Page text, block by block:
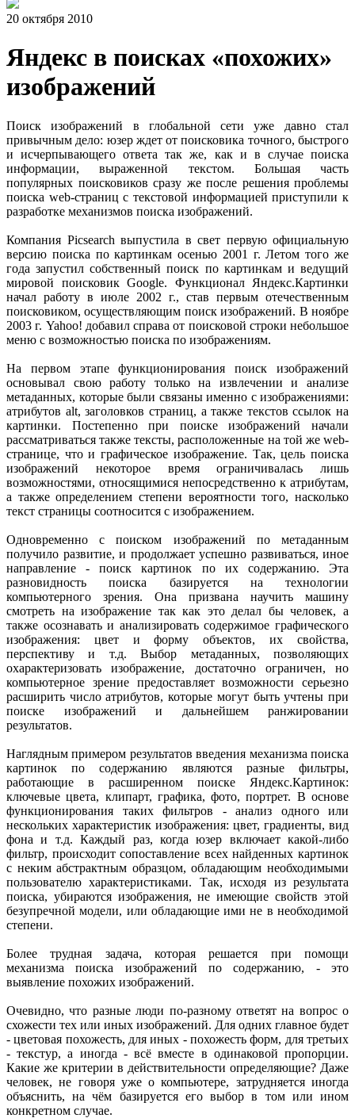
20 октября 2010
Яндекс в поисках «похожих»
изображений
Поиск изображений в глобальной сети уже давно стал
привычным дело: юзер ждет от поисковика точного, быстрого
и исчерпывающего ответа так же, как и в случае поиска
информации, выраженной текстом. Большая часть
популярных поисковиков сразу же после решения проблемы
поиска web-страниц с текстовой информацией приступили к
разработке механизмов поиска изображений.
Компания Picsearch выпустила в свет первую официальную
версию поиска по картинкам осенью 2001 г. Летом того же
года запустил собственный поиск по картинкам и ведущий
мировой поисковик Google. Функционал Яндекс.Картинки
начал работу в июле 2002 г., став первым отечественным
поисковиком, осуществляющим поиск изображений. В ноябре
2003 г. Yahoo! добавил справа от поисковой строки небольшое
меню с возможностью поиска по изображениям.
На первом этапе функционирования поиск изображений
основывал свою работу только на извлечении и анализе
метаданных, которые были связаны именно с изображениями:
атрибутов alt, заголовков страниц, а также текстов ссылок на
картинки. Постепенно при поиске изображений начали
рассматриваться также тексты, расположенные на той же web-
странице, что и графическое изображение. Так, цель поиска
изображений некоторое время ограничивалась лишь
возможностями, относящимися непосредственно к атрибутам,
а также определением степени вероятности того, насколько
текст страницы соотносится с изображением.
Одновременно с поиском изображений по метаданным
получило развитие, и продолжает успешно развиваться, иное
направление - поиск картинок по их содержанию. Эта
разновидность поиска базируется на технологии
компьютерного зрения. Она призвана научить машину
смотреть на изображение так как это делал бы человек, а
также осознавать и анализировать содержимое графического
изображения: цвет и форму объектов, их свойства,
перспективу и т.д. Выбор метаданных, позволяющих
охарактеризовать изображение, достаточно ограничен, но
компьютерное зрение предоставляет возможности серьезно
расширить число атрибутов, которые могут быть учтены при
поиске изображений и дальнейшем ранжировании
результатов.
Наглядным примером результатов введения механизма поиска
картинок по содержанию являются разные фильтры,
работающие в расширенном поиске Яндекс.Картинок:
ключевые цвета, клипарт, графика, фото, портрет. В основе
функционирования таких фильтров - анализ одного или
нескольких характеристик изображения: цвет, градиенты, вид
фона и т.д. Каждый раз, когда юзер включает какой-либо
фильтр, происходит сопоставление всех найденных картинок
с неким абстрактным образцом, обладающим необходимыми
пользователю характеристиками. Так, исходя из результата
поиска, убираются изображения, не имеющие свойств этой
безупречной модели, или обладающие ими не в необходимой
степени.
Более трудная задача, которая решается при помощи
механизма поиска изображений по содержанию, - это
выявление похожих изображений.
Очевидно, что разные люди по-разному ответят на вопрос о
схожести тех или иных изображений. Для одних главное будет
- цветовая похожесть, для иных - похожесть форм, для третьих
- текстур, а иногда - всё вместе в одинаковой пропорции.
Какие же критерии в действительности определяющие? Даже
человек, не говоря уже о компьютере, затрудняется иногда
объяснить, на чём базируется его выбор в том или ином
конкретном случае.